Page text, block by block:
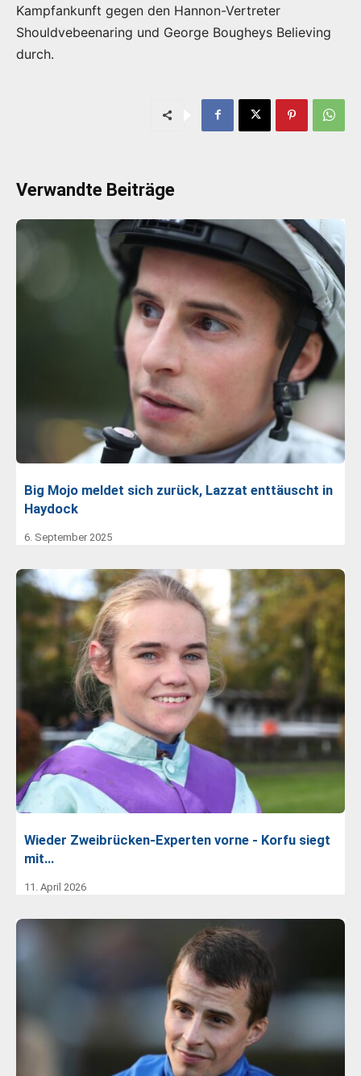
Kampfankunft gegen den Hannon-Vertreter
Shouldvebeenaring und George Bougheys Believing
durch.
Verwandte Beiträge
Big Mojo meldet sich zurück, Lazzat enttäuscht in
Haydock
6. September 2025
Wieder Zweibrücken-Experten vorne - Korfu siegt
mit…
11. April 2026